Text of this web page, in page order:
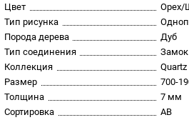
Цвет
Орех/
Тип рисунка
Порода дерева
Дуб
Тип соединения
Замок
Коллекция
Размер
700-
Толщина
7 мм
Сортировка
AB